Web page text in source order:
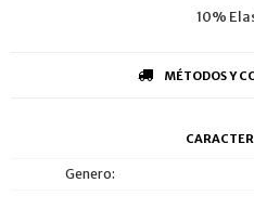
10%
MÉTODOS Y
Genero